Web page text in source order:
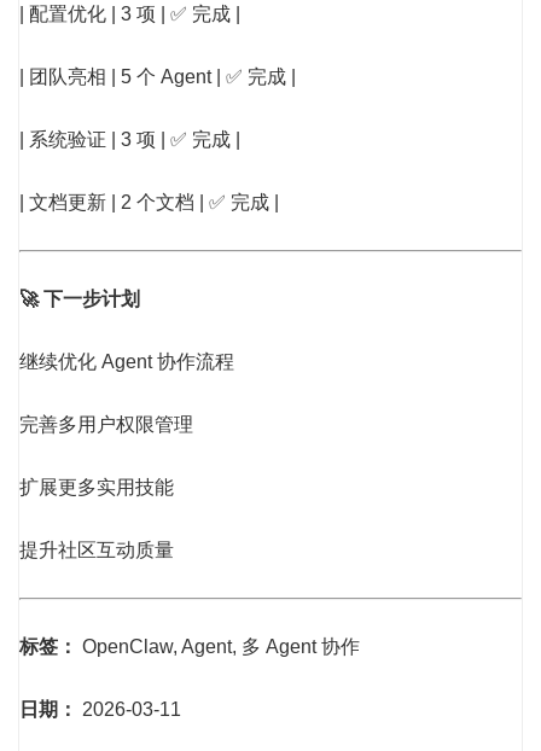
| 配置优化 | 3 项 | ✅ 完成 |
| 团队亮相 | 5 个 Agent | ✅ 完成 |
| 系统验证 | 3 项 | ✅ 完成 |
| 文档更新 | 2 个文档 | ✅ 完成 |
🚀 下一步计划
继续优化 Agent 协作流程
完善多用户权限管理
扩展更多实用技能
提升社区互动质量
标签： OpenClaw, Agent, 多 Agent 协作
日期： 2026-03-11